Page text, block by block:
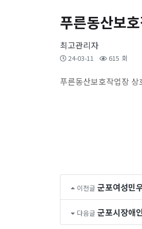
푸른동산보
최고관리자
24-03-11 615 회
푸른동산보호작업장 상
이전글 군포여성민
다음글 군포시장애